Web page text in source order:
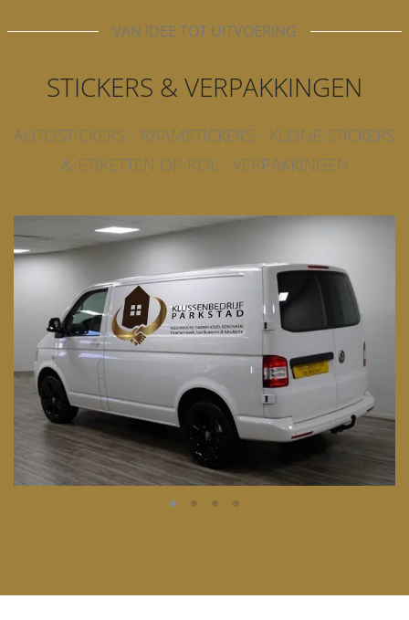
VAN IDEE TOT UITVOERING
STICKERS & VERPAKKINGEN
AUTOSTICKERS - RAAMSTICKERS - KLEINE STICKERS
& ETIKETTEN OP ROL - VERPAKKINGEN